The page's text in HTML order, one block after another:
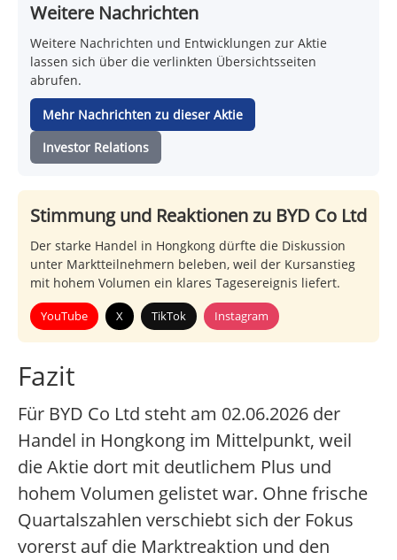
Weitere Nachrichten
Weitere Nachrichten und Entwicklungen zur Aktie
lassen sich über die verlinkten Übersichtsseiten
abrufen.
Mehr Nachrichten zu dieser Aktie
Investor Relations
Stimmung und Reaktionen zu BYD Co Ltd
Der starke Handel in Hongkong dürfte die Diskussion
unter Marktteilnehmern beleben, weil der Kursanstieg
mit hohem Volumen ein klares Tagesereignis liefert.
YouTube X TikTok Instagram
Fazit
Für BYD Co Ltd steht am 02.06.2026 der
Handel in Hongkong im Mittelpunkt, weil
die Aktie dort mit deutlichem Plus und
hohem Volumen gelistet war. Ohne frische
Quartalszahlen verschiebt sich der Fokus
vorerst auf die Marktreaktion und den